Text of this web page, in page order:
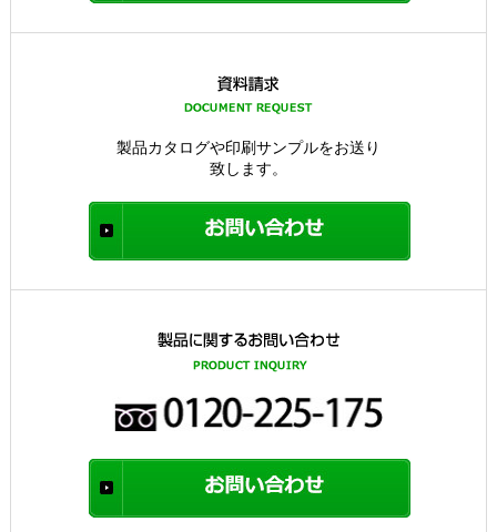
製品カタログや印刷サンプルをお送り
致します。